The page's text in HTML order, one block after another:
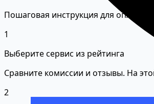
Пошаговая инструкция для оплаты
1
Выберите сервис из рейтинга
Сравните комиссии и отзывы. На
2